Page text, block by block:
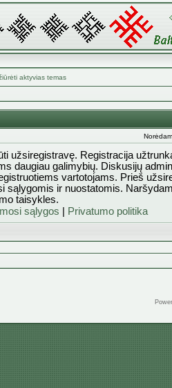
aktyvias temas
užsiregistravę. Registracija
daugiau galimybių. Diskusijų
vartotojams. Prieš
sąlygomis ir nuostatomis.
taisykles.
sąlygos
Privatumo politika